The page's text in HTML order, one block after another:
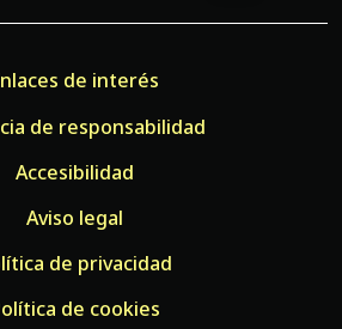
de interés
de responsabilidad
Accesibilidad
Aviso legal
de privacidad
de cookies